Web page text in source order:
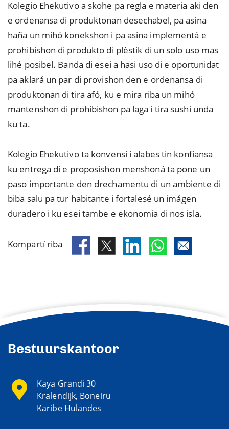
Kolegio Ehekutivo a skohe pa regla e materia aki den
e ordenansa di produktonan desechabel, pa asina
haña un mihó konekshon i pa asina implementá e
prohibishon di produkto di plèstik di un solo uso mas
lihé posibel. Banda di esei a hasi uso di e oportunidat
pa aklará un par di provishon den e ordenansa di
produktonan di tira afó, ku e mira riba un mihó
mantenshon di prohibishon pa laga i tira sushi unda
ku ta.
Kolegio Ehekutivo ta konvensí i alabes tin konfiansa
ku entrega di e proposishon menshoná ta pone un
paso importante den drechamentu di un ambiente di
biba salu pa tur habitante i fortalesé un imágen
duradero i ku esei tambe e ekonomia di nos isla.
Kompartí riba
Bestuurskantoor
Kaya Grandi 30
Kralendijk, Boneiru
Karibe Hulandes